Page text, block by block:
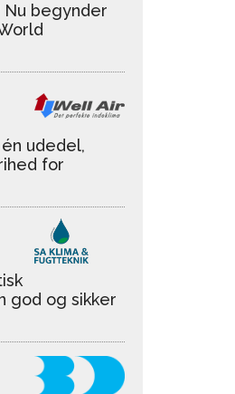
begynder
udedel,
for
god og sikker